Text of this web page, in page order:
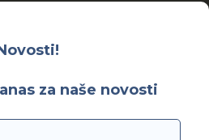
za naše novosti